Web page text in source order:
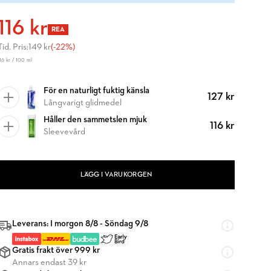
kr REA
Pris:149 kr(-22%)
kr / 100 ml
För en naturligt fuktig känsla
Långvarigt glidmedel
127 kr
Håller den sammetslen mjuk
Sleevevård
116 kr
LÄGG I VARUKORGEN
Leverans: I morgon 8/8 - Söndag 9/8
Gratis frakt över 999 kr
Annars endast 39 kr